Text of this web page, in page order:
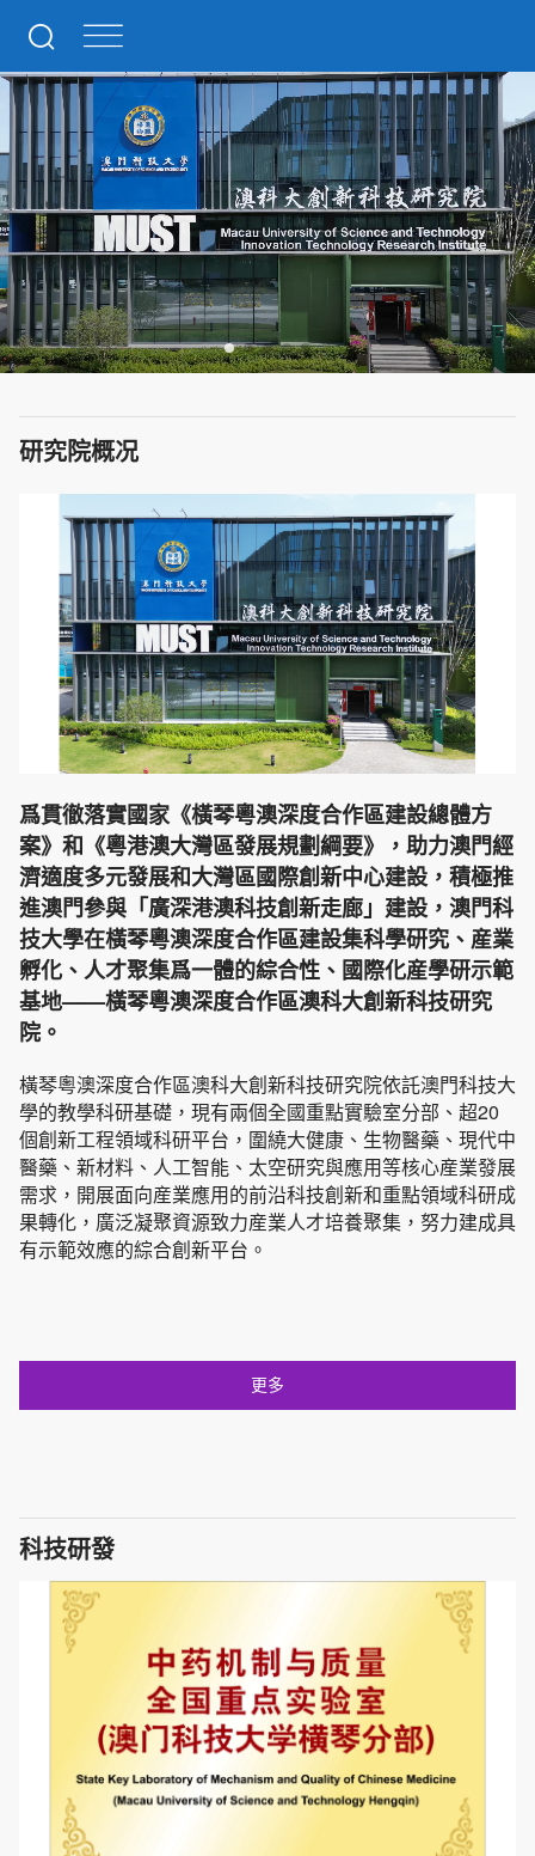
研究院概况
爲貫徹落實國家《橫琴粵澳深度合作區建設總體方
案》和《粵港澳大灣區發展規劃綱要》，助力澳門經
濟適度多元發展和大灣區國際創新中心建設，積極推
進澳門參與「廣深港澳科技創新走廊」建設，澳門科
技大學在橫琴粵澳深度合作區建設集科學研究、産業
孵化、人才聚集爲一體的綜合性、國際化産學研示範
基地——橫琴粵澳深度合作區澳科大創新科技研究
院。
橫琴粵澳深度合作區澳科大創新科技研究院依託澳門科技大
學的教學科研基礎，現有兩個全國重點實驗室分部、超20
個創新工程領域科研平台，圍繞大健康、生物醫藥、現代中
醫藥、新材料、人工智能、太空研究與應用等核心産業發展
需求，開展面向産業應用的前沿科技創新和重點領域科研成
果轉化，廣泛凝聚資源致力産業人才培養聚集，努力建成具
有示範效應的綜合創新平台。
更多
科技研發